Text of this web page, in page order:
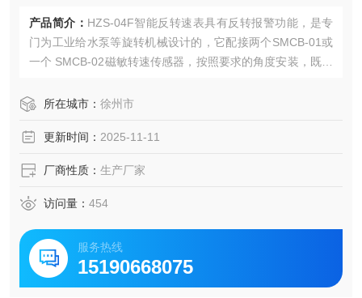
产品简介： HZS-04F智能反转速表具有反转报警功能，是专
门为工业给水泵等旋转机械设计的，它配接两个SMCB-01或
一个 SMCB-02磁敏转速传感器，按照要求的角度安装，既可
供报警和保护信号。
所在城市： 徐州市
更新时间： 2025-11-11
厂商性质： 生产厂家
访问量： 454
服务热线
15190668075